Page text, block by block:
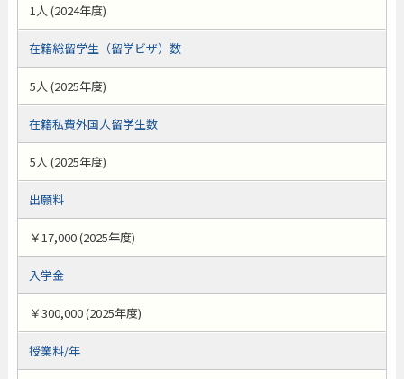
1人 (2024年度)
在籍総留学生（留学ビザ）数
5人 (2025年度)
在籍私費外国人留学生数
5人 (2025年度)
出願料
￥17,000 (2025年度)
入学金
￥300,000 (2025年度)
授業料/年